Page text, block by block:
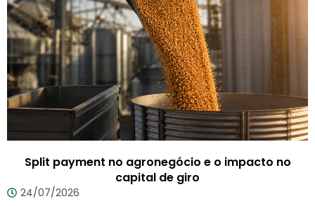
Split payment no agronegócio e o impacto no
capital de giro
24/07/2026